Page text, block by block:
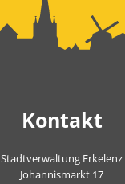
Kontakt
Stadtverwaltung Erkelenz
Johannismarkt 17